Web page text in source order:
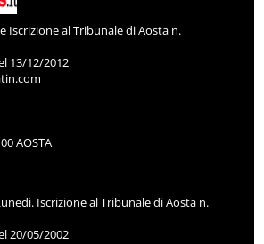
Iscrizione al Tribunale di Aosta n.
13/12/2012
AOSTA
Iscrizione al Tribunale di Aosta n.
20/05/2002